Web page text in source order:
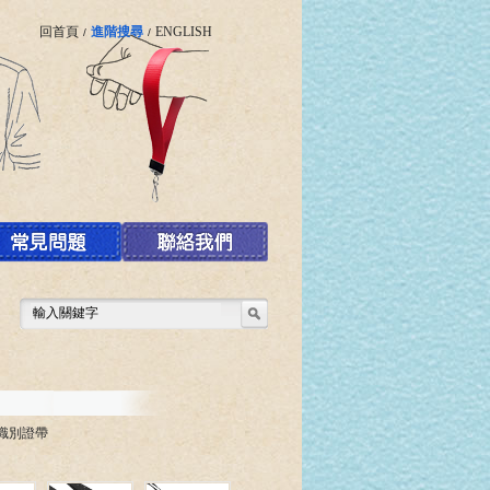
回首頁 / 進階搜尋 / ENGLISH
別證帶